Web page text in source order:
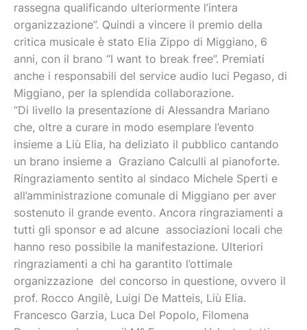
rassegna qualificando ulteriormente l’intera
organizzazione”. Quindi a vincere il premio della
critica musicale è stato Elia Zippo di Miggiano, 6
anni, con il brano “I want to break free”. Premiati
anche i responsabili del service audio luci Pegaso, di
Miggiano, per la splendida collaborazione.
“Di livello la presentazione di Alessandra Mariano
che, oltre a curare in modo esemplare l’evento
insieme a Liù Elia, ha deliziato il pubblico cantando
un brano insieme a Graziano Calculli al pianoforte.
Ringraziamento sentito al sindaco Michele Sperti e
all’amministrazione comunale di Miggiano per aver
sostenuto il grande evento. Ancora ringraziamenti a
tutti gli sponsor e ad alcune associazioni locali che
hanno reso possibile la manifestazione. Ulteriori
ringraziamenti a chi ha garantito l’ottimale
organizzazione del concorso in questione, ovvero il
prof. Rocco Angilè, Luigi De Matteis, Liù Elia.
Francesco Garzia, Luca Del Popolo, Filomena